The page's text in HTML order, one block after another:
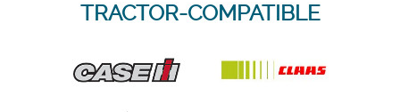
TRACTOR-COMPATIBLE